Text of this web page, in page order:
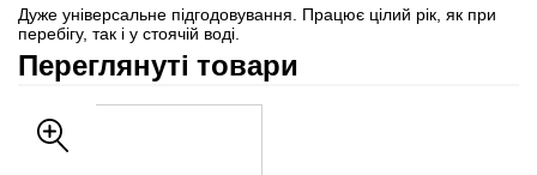
Дуже універсальне підгодовування. Працює цілий рік, як при
перебігу, так і у стоячій воді.
Переглянуті товари